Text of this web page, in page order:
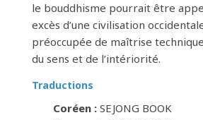
le bouddhisme pourrait être
excès d’une civilisation
préoccupée de maîtrise
du sens et de l’intériorité.
Traductions
Coréen :SEJONG BOOK